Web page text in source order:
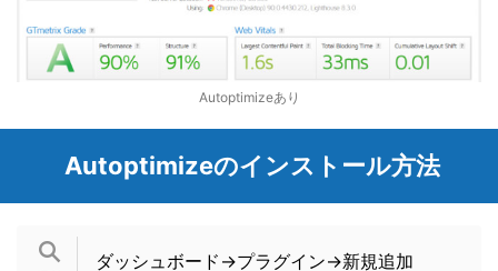
Autoptimizeあり
Autoptimizeのインストール方法
ダッシュボード→プラグイン→新規追加